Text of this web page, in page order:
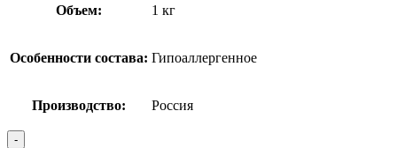
Объем: 1 кг
Особенности состава: Гипоаллергенное
Производство: Россия
-